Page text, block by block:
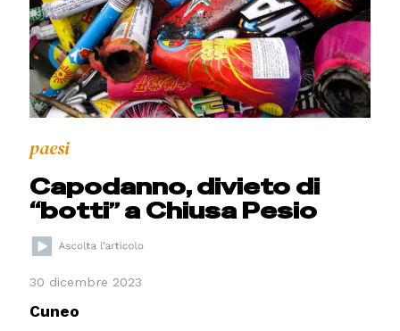
paesi
Capodanno, divieto di
“botti” a Chiusa Pesio
30 dicembre 2023
Cuneo